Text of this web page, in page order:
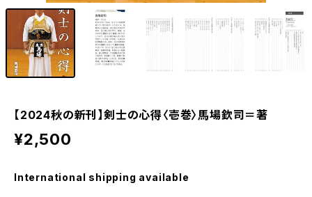
【2024秋の新刊】剣士の心得〈壱巻〉馬場欽司＝著
¥2,500
International shipping available